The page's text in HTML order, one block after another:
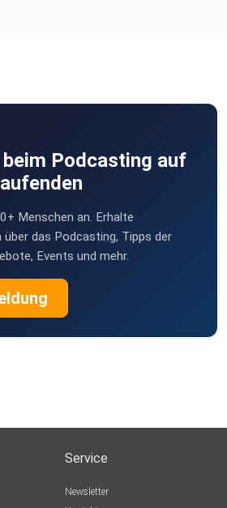
beim Podcasting auf
Menschen an. Erhalte
das Podcasting, Tipps der
Events und mehr.
Service
Newsletter